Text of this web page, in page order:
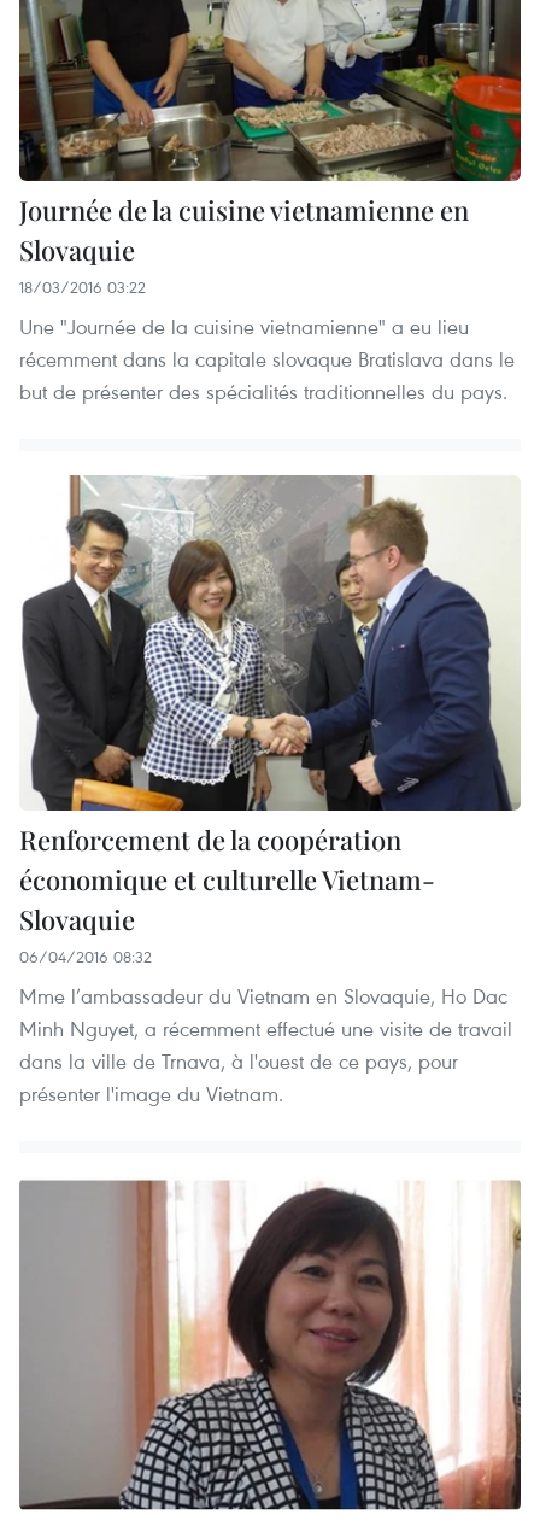
Journée de la cuisine vietnamienne en
Slovaquie
18/03/2016 03:22
Une "Journée de la cuisine vietnamienne" a eu lieu
récemment dans la capitale slovaque Bratislava dans le
but de présenter des spécialités traditionnelles du pays.
Renforcement de la coopération
économique et culturelle Vietnam-
Slovaquie
06/04/2016 08:32
Mme l’ambassadeur du Vietnam en Slovaquie, Ho Dac
Minh Nguyet, a récemment effectué une visite de travail
dans la ville de Trnava, à l'ouest de ce pays, pour
présenter l'image du Vietnam.